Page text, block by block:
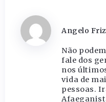
Angelo
Não
fale dos
nos
vida de
pessoas.